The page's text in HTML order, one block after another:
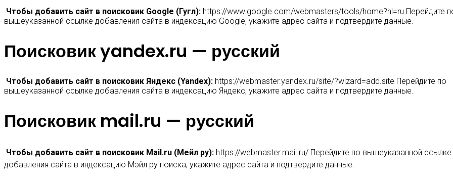
Чтобы добавить сайт в поисковик Google (Гугл): https://www.google.com/webmasters/tools/home?hl=ru Перейдите
вышеуказанной ссылке добавления сайта в индексацию Google, укажите адрес сайта и подтвердите данные.
Поисковик yandex.ru — русский
Чтобы добавить сайт в поисковик Яндекс (Yandex): https://webmaster.yandex.ru/site/?wizard=add.site Перейдите по
вышеуказанной ссылке добавления сайта в индексацию Яндекс, укажите адрес сайта и подтвердите данные.
Поисковик mail.ru — русский
Чтобы добавить сайт в поисковик Mail.ru (Мейл ру): https://webmaster.mail.ru/ Перейдите по вышеуказанной ссылке
добавления сайта в индексацию Мэйл ру поиска, укажите адрес сайта и подтвердите данные.